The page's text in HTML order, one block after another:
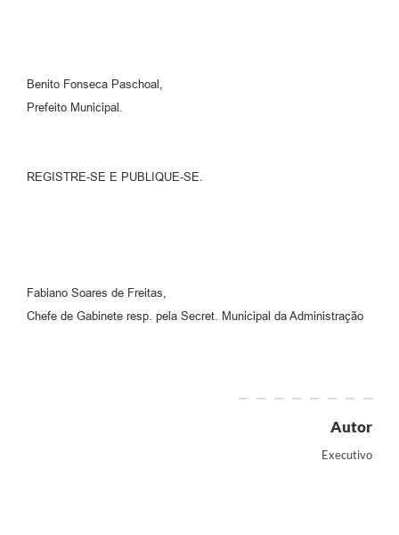
Benito Fonseca Paschoal,
Prefeito Municipal.
REGISTRE-SE E PUBLIQUE-SE.
Fabiano Soares de Freitas,
Chefe de Gabinete resp. pela Secret. Municipal da Administração
Autor
Executivo